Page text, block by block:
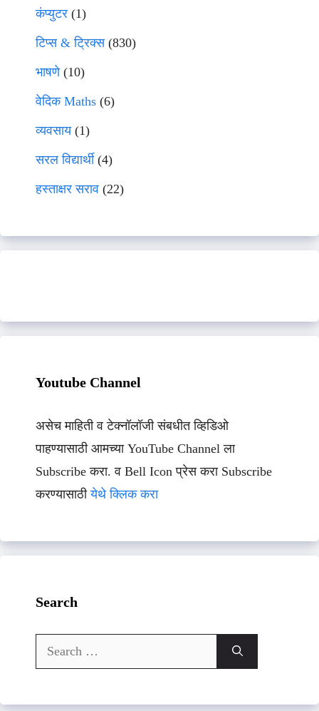
कंप्युटर (1)
टिप्स & ट्रिक्स(830)
भाषणे(10)
वेदिक Maths (6)
व्यवसाय(1)
सरल विद्यार्थी(4)
हस्ताक्षर सराव (22)
Youtube Channel
असेच माहिती व टेक्नॉलॉजी संबधीत व्हिडिओ
पाहण्यासाठी आमच्या YouTube Channel ला
Subscribe करा. व Bell Icon प्रेस करा Subscribe
करण्यासाठीयेथे क्लिक करा
Search
Search
for: